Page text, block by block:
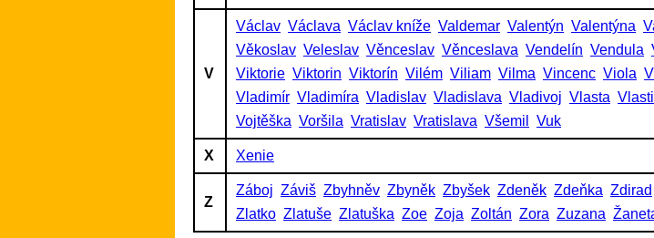
V
Václav Václava Václav kníže Valdemar Valentýn Valentýna
Věkoslav Veleslav Věnceslav Věnceslava Vendelín Vendula
Viktorie Viktorin Viktorín Vilém Viliam Vilma Vincenc Viola
Vladimír Vladimíra Vladislav Vladislava Vladivoj Vlasta
Vojtěška Voršila Vratislav Vratislava Všemil Vuk
X Xenie
Z
Záboj Záviš Zbyhněv Zbyněk Zbyšek Zdeněk Zdeňka Zdirad
Zlatko Zlatuše Zlatuška Zoe Zoja Zoltán Zora Zuzana